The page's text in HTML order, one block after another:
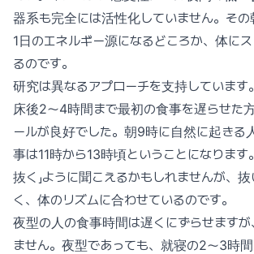
器系も完全には活性化していません。その
1日のエネルギー源になるどころか、体に
るのです。
研究は異なるアプローチを支持しています
床後2〜4時間まで最初の食事を遅らせた
ールが良好でした。朝9時に自然に起きる
事は11時から13時頃ということになります
抜く」ように聞こえるかもしれませんが、
く、体のリズムに合わせているのです。
夜型の人の食事時間は遅くにずらせます
ません。夜型であっても、就寝の2〜3時